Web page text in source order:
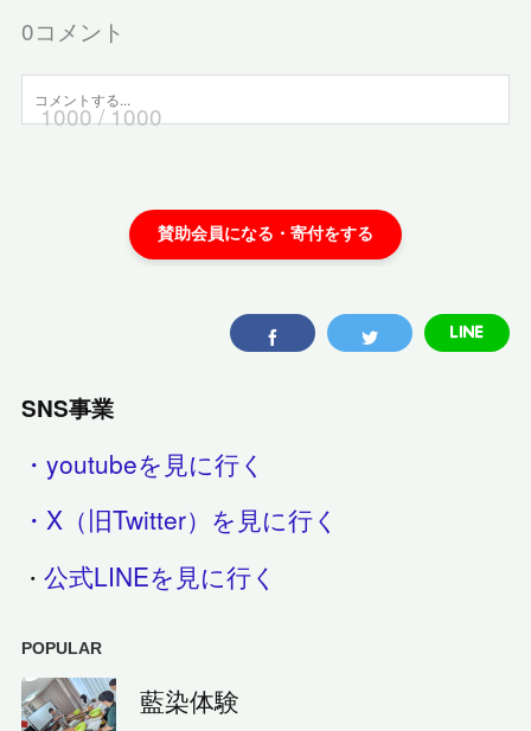
0コメント
1000/ 1000
SNS事業
・youtubeを見に行く
・X（旧Twitter）を見に行く
・公式LINEを見に行く
POPULAR
藍染体験